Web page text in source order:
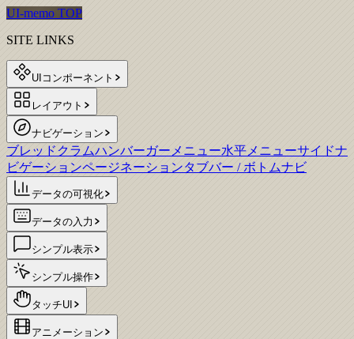
UI-memo TOP
SITE LINKS
UIコンポーネント
レイアウト
ナビゲーション
ブレッドクラムハンバーガーメニュー水平メニューサイドナ
ビゲーションページネーションタブバー / ボトムナビ
データの可視化
データの入力
シンプル表示
シンプル操作
タッチUI
アニメーション